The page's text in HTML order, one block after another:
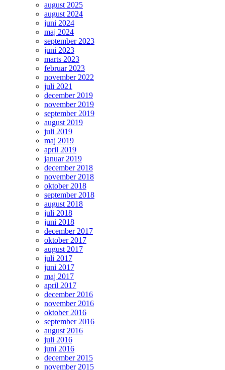
august 2025
august 2024
juni 2024
maj 2024
september 2023
juni 2023
marts 2023
februar 2023
november 2022
juli 2021
december 2019
november 2019
september 2019
august 2019
juli 2019
maj 2019
april 2019
januar 2019
december 2018
november 2018
oktober 2018
september 2018
august 2018
juli 2018
juni 2018
december 2017
oktober 2017
august 2017
juli 2017
juni 2017
maj 2017
april 2017
december 2016
november 2016
oktober 2016
september 2016
august 2016
juli 2016
juni 2016
december 2015
november 2015